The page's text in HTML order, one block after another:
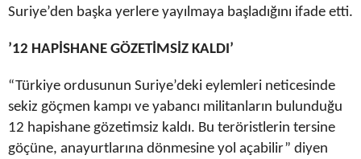
Suriye’den başka yerlere yayılmaya başladığını ifade etti.
’12 HAPİSHANE GÖZETİMSİZ KALDI’
“Türkiye ordusunun Suriye’deki eylemleri neticesinde
sekiz göçmen kampı ve yabancı militanların bulunduğu
12 hapishane gözetimsiz kaldı. Bu teröristlerin tersine
göçüne, anayurtlarına dönmesine yol açabilir” diyen